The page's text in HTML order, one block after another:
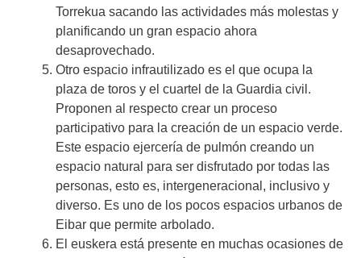
Torrekua sacando las actividades más molestas y
planificando un gran espacio ahora
desaprovechado.
Otro espacio infrautilizado es el que ocupa la
plaza de toros y el cuartel de la Guardia civil.
Proponen al respecto crear un proceso
participativo para la creación de un espacio verde.
Este espacio ejercería de pulmón creando un
espacio natural para ser disfrutado por todas las
personas, esto es, intergeneracional, inclusivo y
diverso. Es uno de los pocos espacios urbanos de
Eibar que permite arbolado.
El euskera está presente en muchas ocasiones de